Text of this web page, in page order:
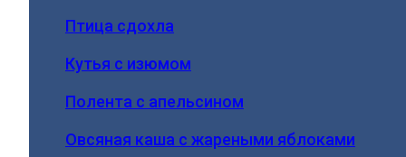
Птица сдохла
Кутья с изюмом
Полента с апельсином
Овсяная каша с жареными яблоками